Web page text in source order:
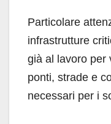
Particolare
infrastrutture
già al lavoro per
ponti, strade e
necessari per i